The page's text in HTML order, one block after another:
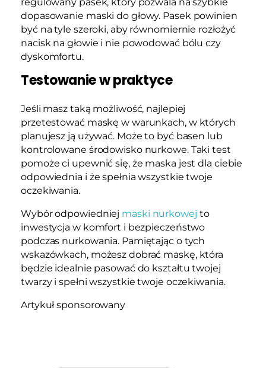
dopasowanie maski do głowy. Pasek powinien
być na tyle szeroki, aby równomiernie rozłożyć
nacisk na głowie i nie powodować bólu czy
dyskomfortu.
Testowanie w praktyce
Jeśli masz taką możliwość, najlepiej
przetestować maskę w warunkach, w których
planujesz ją używać. Może to być basen lub
kontrolowane środowisko nurkowe. Taki test
pomoże ci upewnić się, że maska jest dla ciebie
odpowiednia i że spełnia wszystkie twoje
oczekiwania.
Wybór odpowiedniej maski nurkowej to
inwestycja w komfort i bezpieczeństwo
podczas nurkowania. Pamiętając o tych
wskazówkach, możesz dobrać maskę, która
będzie idealnie pasować do kształtu twojej
twarzy i spełni wszystkie twoje oczekiwania.
Artykuł sponsorowany